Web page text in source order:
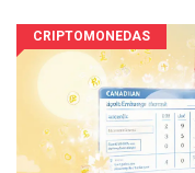
CRIPTOMONEDAS